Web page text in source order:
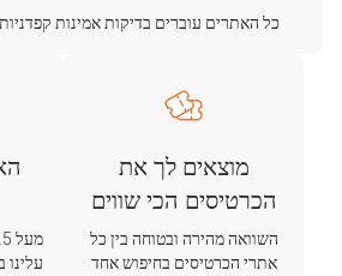
כל האתרים עוברים בדיקות אמינות
מוצאים לך את
הכרטיסים הכי שווים
השוואה מהירה ובטוחה בין כל
אתרי הכרטיסים בחיפוש אחד